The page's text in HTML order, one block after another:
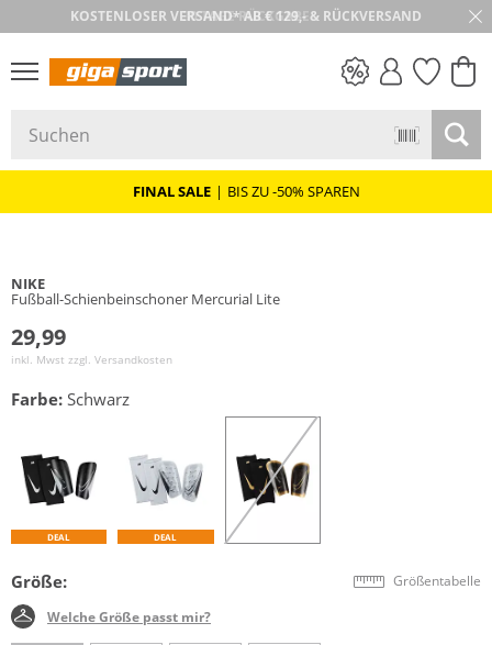
30 TAGE RÜCKGABE
FINAL SALE | BIS ZU -50% SPAREN
NIKE
Fußball-Schienbeinschoner Mercurial Lite
29,99
inkl. Mwst zzgl. Versandkosten
Farbe: Schwarz
DEAL DEAL
Größe: Größentabelle
Welche Größe passt mir?